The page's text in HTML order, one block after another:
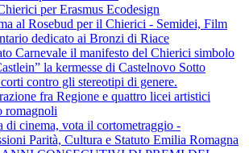
per Erasmus Ecodesign
al Rosebud per il Chierici - Semidei, Film
dedicato ai Bronzi di Riace
Carnevale il manifesto del Chierici simbolo
la kermesse di Castelnovo Sotto
contro gli stereotipi di genere.
fra Regione e quattro licei artistici
romagnoli
di cinema, vota il cortometraggio -
Parità, Cultura e Statuto Emilia Romagna